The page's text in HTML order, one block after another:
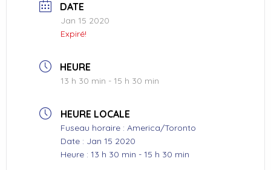
DATE
Jan 15 2020
Expiré!
HEURE
13 h 30 min - 15 h 30 min
HEURE LOCALE
Fuseau horaire : America/Toronto
Date : Jan 15 2020
Heure : 13 h 30 min - 15 h 30 min